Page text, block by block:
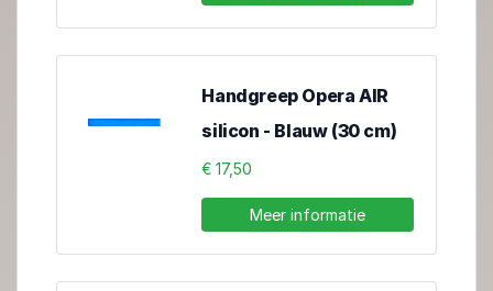
Handgreep Opera AIR
silicon - Blauw (30 cm)
€ 17,50
Meer informatie